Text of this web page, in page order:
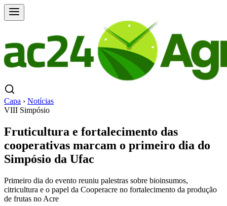
Capa › Notícias
VIII Simpósio
Fruticultura e fortalecimento das
cooperativas marcam o primeiro dia do
Simpósio da Ufac
Primeiro dia do evento reuniu palestras sobre bioinsumos,
citricultura e o papel da Cooperacre no fortalecimento da produção
de frutas no Acre